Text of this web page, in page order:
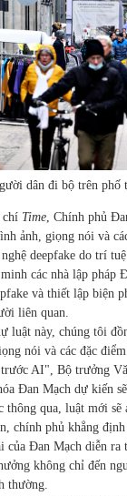
dân đi bộ trên phố
chí Time, Chính phủ
ảnh, giọng nói và
deepfake do trí
các nhà lập pháp
và thiết lập biện
liên quan.
luật này, chúng tôi
nói và các đặc
AI", Bộ trưởng
Đan Mạch dự kiến
thông qua, luật mới sẽ
chính phủ khẳng
của Đan Mạch diễn ra
không chỉ đến
thường.